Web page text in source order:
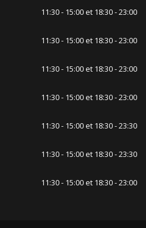
11:30 - 15:00 et 18:30 - 23:00
11:30 - 15:00 et 18:30 - 23:00
11:30 - 15:00 et 18:30 - 23:00
11:30 - 15:00 et 18:30 - 23:00
11:30 - 15:00 et 18:30 - 23:30
11:30 - 15:00 et 18:30 - 23:30
11:30 - 15:00 et 18:30 - 23:00